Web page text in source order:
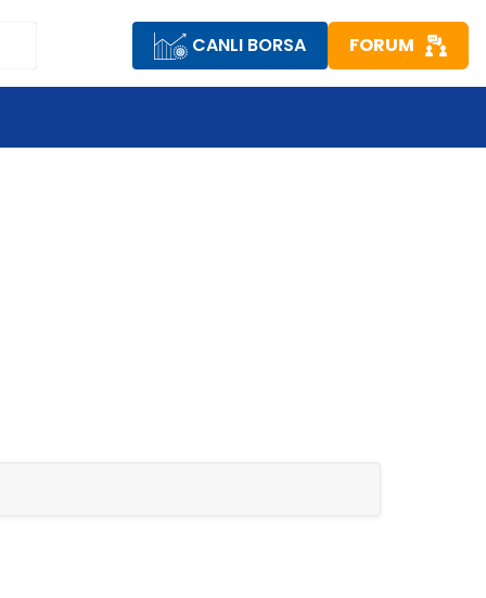
CANLI BORSA FORUM